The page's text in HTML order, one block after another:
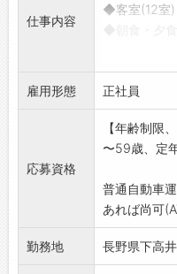
仕事内容
◆客室(12室)
◆お食事の
◆食事後の片
◆お客様の
※「おもて
せるお仕事
心ください。
【変更範囲:
雇用形態 正社員
応募資格
【年齢制限
〜59歳、定
普通自動車
あれば尚可
勤務地 長野県下高